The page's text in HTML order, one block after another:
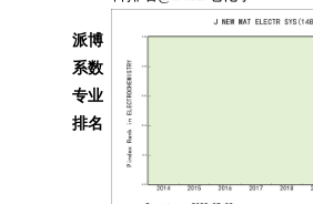
派博
系数
专业
排名